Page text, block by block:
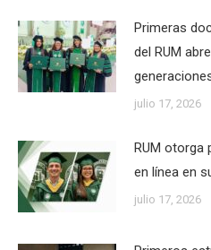
Primeras
del RUM
julio 17, 2026
RUM otorga
en línea en
julio 17, 2026